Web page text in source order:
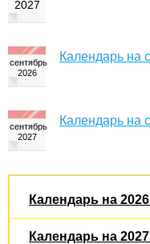
Календарь на
Календарь на
Календарь на
Календарь на